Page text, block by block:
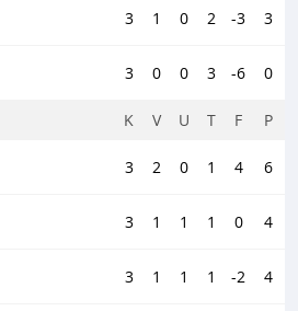
3 1 0 2 -3 3
3 0 0 3 -6 0
K V U T F P
3 2 0 1 4 6
3 1 1 1 0 4
3 1 1 1 -2 4